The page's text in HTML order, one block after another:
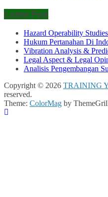
Latest Post
Hazard Operability
Hukum Pertanahan Di
Vibration Analysis &
Legal Aspect & Legal
Analisis Pengembangan
Copyright © 2026 TRAINING
reserved.
Theme: ColorMag by